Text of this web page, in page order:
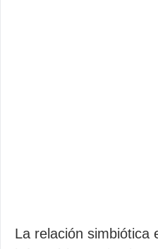
La relación simbiótica